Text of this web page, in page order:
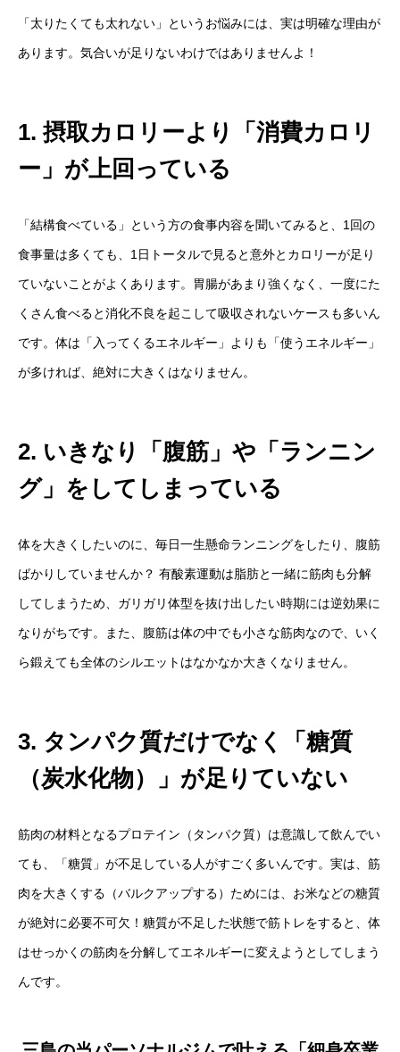
「太りたくても太れない」というお悩みには、実は明確な理由が
あります。気合いが足りないわけではありませんよ！
1. 摂取カロリーより「消費カロリ
ー」が上回っている
「結構食べている」という方の食事内容を聞いてみると、1回の
食事量は多くても、1日トータルで見ると意外とカロリーが足り
ていないことがよくあります。胃腸があまり強くなく、一度にた
くさん食べると消化不良を起こして吸収されないケースも多いん
です。体は「入ってくるエネルギー」よりも「使うエネルギー」
が多ければ、絶対に大きくはなりません。
2. いきなり「腹筋」や「ランニン
グ」をしてしまっている
体を大きくしたいのに、毎日一生懸命ランニングをしたり、腹筋
ばかりしていませんか？ 有酸素運動は脂肪と一緒に筋肉も分解
してしまうため、ガリガリ体型を抜け出したい時期には逆効果に
なりがちです。また、腹筋は体の中でも小さな筋肉なので、いく
ら鍛えても全体のシルエットはなかなか大きくなりません。
3. タンパク質だけでなく「糖質
（炭水化物）」が足りていない
筋肉の材料となるプロテイン（タンパク質）は意識して飲んでい
ても、「糖質」が不足している人がすごく多いんです。実は、筋
肉を大きくする（バルクアップする）ためには、お米などの糖質
が絶対に必要不可欠！糖質が不足した状態で筋トレをすると、体
はせっかくの筋肉を分解してエネルギーに変えようとしてしまう
んです。